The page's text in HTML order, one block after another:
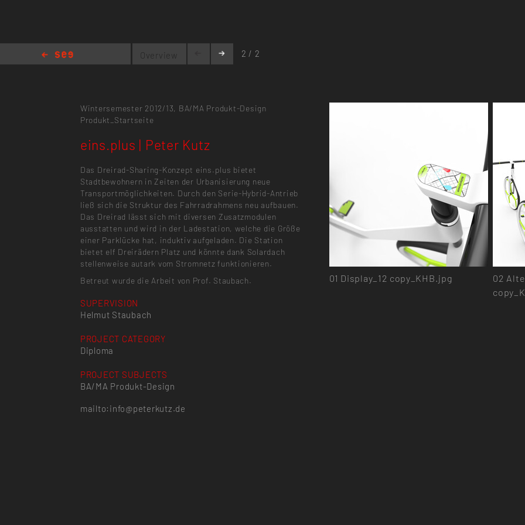
Overview 2 / 2
Wintersemester 2012/13, BA/MA Produkt-Design
Produkt_Startseite
eins.plus | Peter Kutz
Das Dreirad-Sharing-Konzept eins.plus bietet
Stadtbewohnern in Zeiten der Urbanisierung neue
Transportmöglichkeiten. Durch den Serie-Hybrid-Antrieb
ließ sich die Struktur des Fahrradrahmens neu aufbauen.
Das Dreirad lässt sich mit diversen Zusatzmodulen
ausstatten und wird in der Ladestation, welche die Größe
einer Parklücke hat, induktiv aufgeladen. Die Station
bietet elf Dreirädern Platz und könnte dank Solardach
stellenweise autark vom Stromnetz funktionieren.
Betreut wurde die Arbeit von Prof. Staubach.
SUPERVISION
Helmut Staubach
PROJECT CATEGORY
Diploma
PROJECT SUBJECTS
BA/MA Produkt-Design
mailto:info@peterkutz.de
01 Display_12 copy_KHB.jpg 02